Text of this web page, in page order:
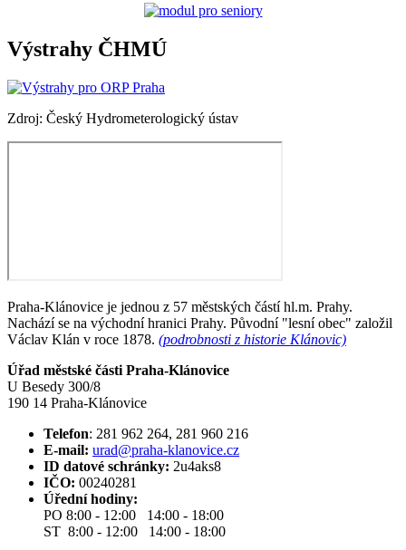
Výstrahy ČHMÚ
Zdroj: Český Hydrometerologický ústav
Praha-Klánovice je jednou z 57 městských částí hl.m. Prahy.
Nachází se na východní hranici Prahy. Původní "lesní obec" založil
Václav Klán v roce 1878. (podrobnosti z historie Klánovic)
Úřad městské části Praha-Klánovice
U Besedy 300/8
190 14 Praha-Klánovice
Telefon: 281 962 264, 281 960 216
E-mail: urad@praha-klanovice.cz
ID datové schránky: 2u4aks8
IČO: 00240281
Úřední hodiny:
PO 8:00 - 12:00 14:00 - 18:00
ST 8:00 - 12:00 14:00 - 18:00